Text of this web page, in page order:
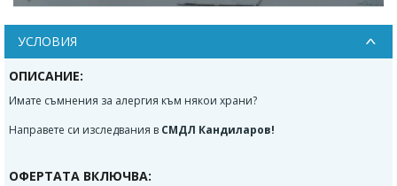
УСЛОВИЯ
ОПИСАНИЕ:
Имате съмнения за алергия към някои храни?
Направете си изследвания в СМДЛ Кандиларов!
ОФЕРТАТА ВКЛЮЧВА: